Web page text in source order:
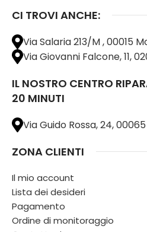
CI TROVI ANCHE:
Via Salaria 213/M , 00015
Via Giovanni Falcone, 11,
IL NOSTRO CENTRO
20 MINUTI
Via Guido Rossa, 24,
ZONA CLIENTI
Il mio account
Lista dei desideri
Pagamento
Ordine di monitoraggio